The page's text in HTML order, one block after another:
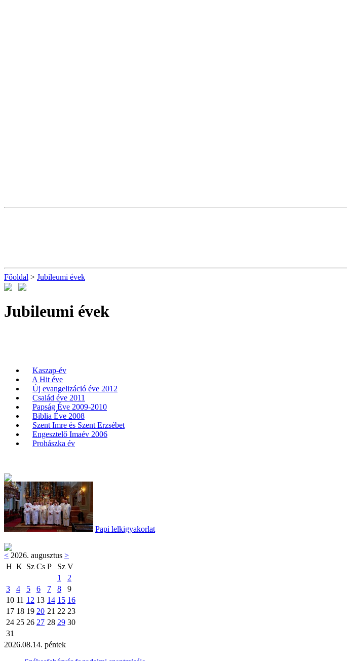
Főoldal > Jubileumi évek
Jubileumi évek
Kaszap-év
A Hit éve
Új evangelizáció éve 2012
Család éve 2011
Papság Éve 2009-2010
Biblia Éve 2008
Szent Imre és Szent Erzsébet
Engesztelő Imaév 2006
Prohászka év
Papi lelkigyakorlat
< 2026. augusztus >
H K Sz Cs P Sz V
1
2
3
4 5 6 7 8
9
10 11 12 13 14 15 16
17 18 19 20 21 22 23
24 25 26 27 28 29 30
31
2026.08.14. péntek